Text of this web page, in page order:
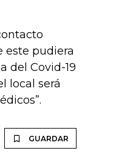
este pudiera
del Covid-19
local será
GUARDAR